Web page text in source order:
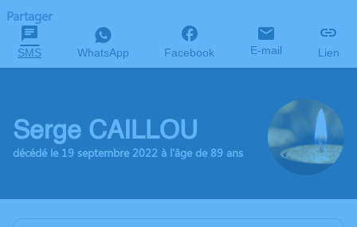
Partager
SMS WhatsApp Facebook E-mail Lien
Serge CAILLOU
décédé le 19 septembre 2022 à l'âge de 89 ans